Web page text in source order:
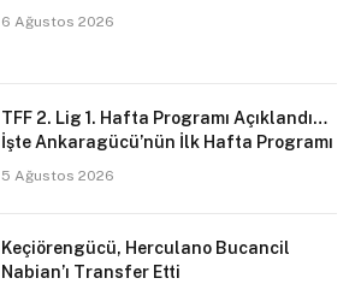
6 Ağustos 2026
TFF 2. Lig 1. Hafta Programı Açıklandı…
İşte Ankaragücü’nün İlk Hafta Programı
5 Ağustos 2026
Keçiörengücü, Herculano Bucancil
Nabian’ı Transfer Etti